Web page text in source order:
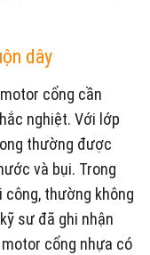
dây
cổng cần
nghiệt. Với lớp
thường được
và bụi. Trong
công, thường không
sư đã ghi nhận
cổng nhựa có